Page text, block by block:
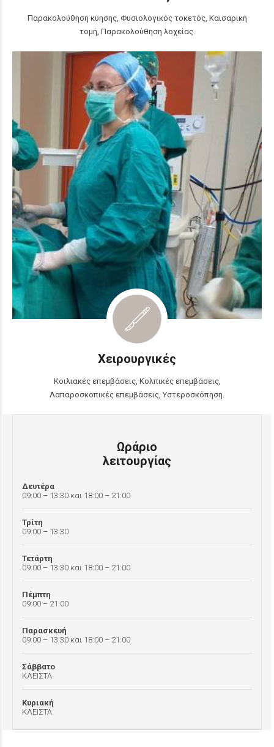
Παρακολούθηση κύησης, Φυσιολογικός τοκετός, Καισαρική
τομή, Παρακολούθηση λοχείας.
Χειρουργικές
Κοιλιακές επεμβάσεις, Κολπικές επεμβάσεις,
Λαπαροσκοπικές επεμβάσεις, Υστεροσκόπηση.
Ωράριο
λειτουργίας
Δευτέρα
09:00 – 13:30 και 18:00 – 21:00
Τρίτη
09:00 – 13:30
Τετάρτη
09:00 – 13:30 και 18:00 – 21:00
Πέμπτη
09:00 – 21:00
Παρασκευή
09:00 – 13:30 και 18:00 – 21:00
Σάββατο
ΚΛΕΙΣΤΑ
Κυριακή
ΚΛΕΙΣΤΑ